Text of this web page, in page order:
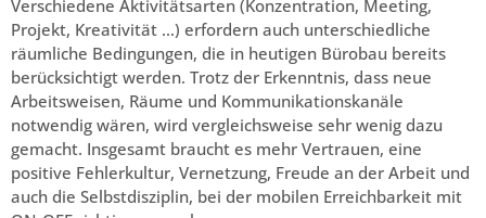
Verschiedene Aktivitätsarten (Konzentration, Meeting,
Projekt, Kreativität …) erfordern auch unterschiedliche
räumliche Bedingungen, die in heutigen Bürobau bereits
berücksichtigt werden. Trotz der Erkenntnis, dass neue
Arbeitsweisen, Räume und Kommunikationskanäle
notwendig wären, wird vergleichsweise sehr wenig dazu
gemacht. Insgesamt braucht es mehr Vertrauen, eine
positive Fehlerkultur, Vernetzung, Freude an der Arbeit und
auch die Selbstdisziplin, bei der mobilen Erreichbarkeit mit